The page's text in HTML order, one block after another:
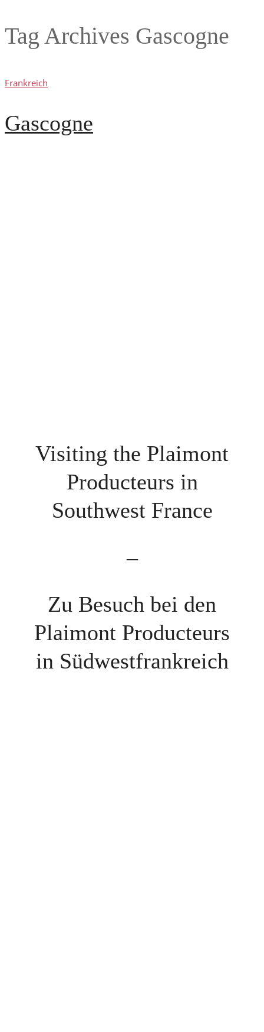
Tag Archives Gascogne
Frankreich
Gascogne
Visiting the Plaimont
Producteurs in
Southwest France
–
Zu Besuch bei den
Plaimont Producteurs
in Südwestfrankreich